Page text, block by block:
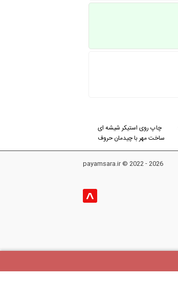
چاپ روی استیکر شیشه ای
ساخت مهر با چیدمان حروف
payamsara.ir © 2022 - 2026
^